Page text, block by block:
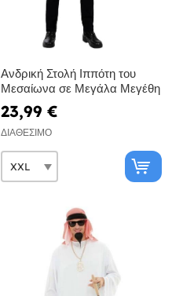
Ανδρική Στολή Ιππότη του
Μεσαίωνα σε Μεγάλα Μεγέθη
23,99 €
ΔΙΑΘΈΣΙΜΟ